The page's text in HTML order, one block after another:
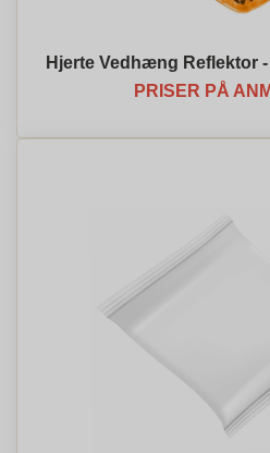
Hjerte Vedhæng Reflektor -
PRISER PÅ